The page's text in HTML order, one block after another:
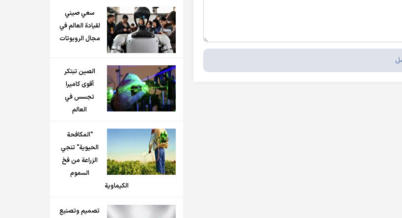
سعي صيني
لقيادة العالم في
مجال الروبوتات
الصين تبتكر
أقوى كاميرا
تجسس في
العالم
"المكافحة
الحيوية" تنجي
الزراعة من فخ
السموم
الكيماوية
تصميم وتصنيع